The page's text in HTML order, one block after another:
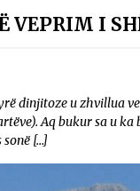
VEPRIM I
dinjitoze u zhvillua
Aq bukur sa u
[…]